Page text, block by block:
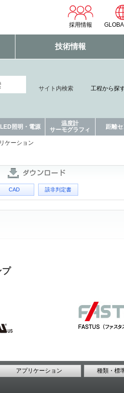
採用情報
技術情報
サイト内検索 工程から探
LED照明・電源
温度計
サーモグラフィ
距離
ケーション
CAD 該非判定書
プ
アプリケーション 種類・標